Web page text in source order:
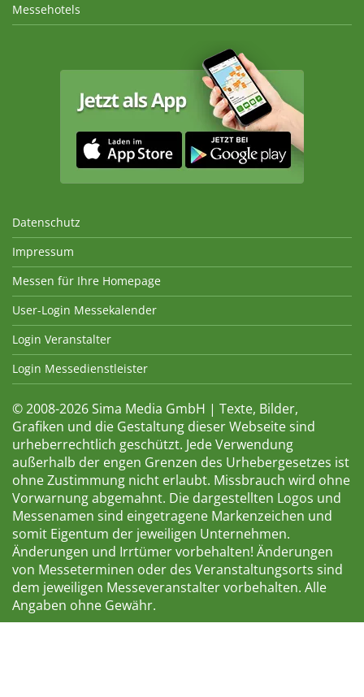
Messehotels
Datenschutz
Impressum
Messen für Ihre Homepage
User-Login Messekalender
Login Veranstalter
Login Messedienstleister
© 2008-2026 Sima Media GmbH | Texte, Bilder,
Grafiken und die Gestaltung dieser Webseite sind
urheberrechtlich geschützt. Jede Verwendung
außerhalb der engen Grenzen des Urhebergesetzes ist
ohne Zustimmung nicht erlaubt. Missbrauch wird ohne
Vorwarnung abgemahnt. Die dargestellten Logos und
Messenamen sind eingetragene Markenzeichen und
somit Eigentum der jeweiligen Unternehmen.
Änderungen und Irrtümer vorbehalten! Änderungen
von Messeterminen oder des Veranstaltungsorts sind
dem jeweiligen Messeveranstalter vorbehalten. Alle
Angaben ohne Gewähr.